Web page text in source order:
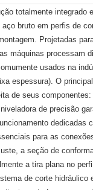
totalmente integrado
bruto em perfis de
Projetadas
máquinas processam
usados ​​na
espessura). O
de seus componentes:
de precisão
dedicadas
para as
a seção de
a tira plana no
de corte hidráulico